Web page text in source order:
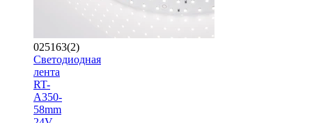
025163(2)
Светодиодная
лента
RT-
A350-
58mm